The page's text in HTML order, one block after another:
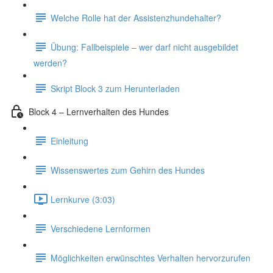
Welche Rolle hat der Assistenzhundehalter?
Übung: Fallbeispiele – wer darf nicht ausgebildet
werden?
Skript Block 3 zum Herunterladen
Block 4 – Lernverhalten des Hundes
Einleitung
Wissenswertes zum Gehirn des Hundes
Lernkurve (3:03)
Verschiedene Lernformen
Möglichkeiten erwünschtes Verhalten hervorzurufen